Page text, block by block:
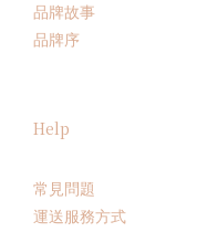
品牌故事
品牌序
Help
常見問題
運送服務方式